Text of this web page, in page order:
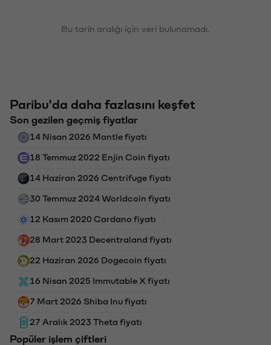
Bu tarih aralığı için veri bulunamadı.
Paribu'da daha fazlasını keşfet
Son gezilen geçmiş fiyatlar
14 Nisan 2026 Mantle fiyatı
18 Temmuz 2022 Enjin Coin fiyatı
14 Haziran 2026 Centrifuge fiyatı
30 Temmuz 2024 Worldcoin fiyatı
12 Kasım 2020 Cardano fiyatı
28 Mart 2023 Decentraland fiyatı
22 Haziran 2026 Dogecoin fiyatı
16 Nisan 2025 Immutable X fiyatı
7 Mart 2026 Shiba Inu fiyatı
27 Aralık 2023 Theta fiyatı
Popüler işlem çiftleri